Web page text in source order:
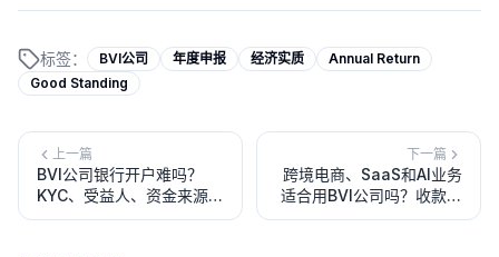
标签： BVI公司 年度申报 经济实质
Annual Return
Good Standing
上一篇
BVI公司银行开户难吗？
KYC、受益人、资金来源、
CRS和常见被拒原因
下一篇
跨境电商、SaaS和AI业务
适合用BVI公司吗？收款、
VAT、平台KYC和英国Ltd